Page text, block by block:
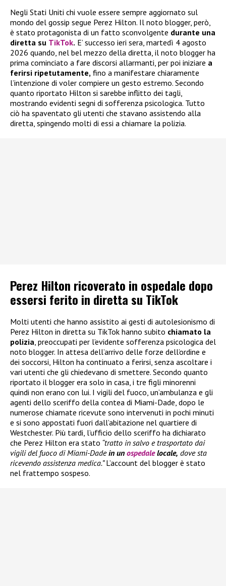
Negli Stati Uniti chi vuole essere sempre aggiornato sul
mondo del gossip segue Perez Hilton. Il noto blogger, però,
è stato protagonista di un fatto sconvolgente durante una
diretta su TikTok. E’ successo ieri sera, martedì 4 agosto
2026 quando, nel bel mezzo della diretta, il noto blogger ha
prima cominciato a fare discorsi allarmanti, per poi iniziare a
ferirsi ripetutamente, fino a manifestare chiaramente
l’intenzione di voler compiere un gesto estremo. Secondo
quanto riportato Hilton si sarebbe inflitto dei tagli,
mostrando evidenti segni di sofferenza psicologica. Tutto
ciò ha spaventato gli utenti che stavano assistendo alla
diretta, spingendo molti di essi a chiamare la polizia.
Perez Hilton ricoverato in ospedale dopo
essersi ferito in diretta su TikTok
Molti utenti che hanno assistito ai gesti di autolesionismo di
Perez Hilton in diretta su TikTok hanno subito chiamato la
polizia , preoccupati per l’evidente sofferenza psicologica del
noto blogger. In attesa dell’arrivo delle forze dell’ordine e
dei soccorsi, Hilton ha continuato a ferirsi, senza ascoltare i
vari utenti che gli chiedevano di smettere. Secondo quanto
riportato il blogger era solo in casa, i tre figli minorenni
quindi non erano con lui. I vigili del fuoco, un’ambulanza e gli
agenti dello sceriffo della contea di Miami-Dade, dopo le
numerose chiamate ricevute sono intervenuti in pochi minuti
e si sono appostati fuori dall’abitazione nel quartiere di
Westchester. Più tardi, l’ufficio dello sceriffo ha dichiarato
che Perez Hilton era stato “tratto in salvo e trasportato dai
vigili del fuoco di Miami-Dadein un ospedalelocale, dove sta
ricevendo assistenza medica.”L’account del blogger è stato
nel frattempo sospeso.